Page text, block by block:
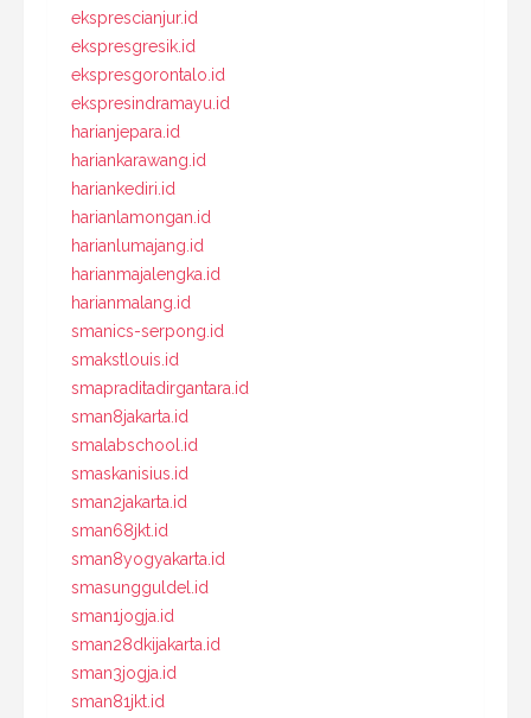
eksprescianjur.id
ekspresgresik.id
ekspresgorontalo.id
ekspresindramayu.id
harianjepara.id
hariankarawang.id
hariankediri.id
harianlamongan.id
harianlumajang.id
harianmajalengka.id
harianmalang.id
smanics-serpong.id
smakstlouis.id
smapraditadirgantara.id
sman8jakarta.id
smalabschool.id
smaskanisius.id
sman2jakarta.id
sman68jkt.id
sman8yogyakarta.id
smasungguldel.id
sman1jogja.id
sman28dkijakarta.id
sman3jogja.id
sman81jkt.id